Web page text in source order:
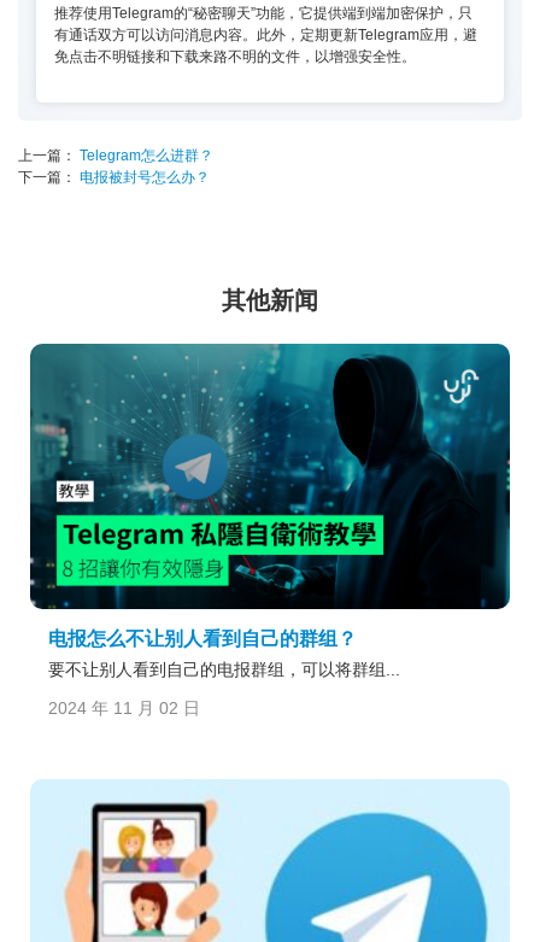
推荐使用Telegram的“秘密聊天”功能，它提供端到端加密保护，只
有通话双方可以访问消息内容。此外，定期更新Telegram应用，避
免点击不明链接和下载来路不明的文件，以增强安全性。
上一篇： Telegram怎么进群？
下一篇： 电报被封号怎么办？
其他新闻
电报怎么不让别人看到自己的群组？
要不让别人看到自己的电报群组，可以将群组...
2024 年 11 月 02 日